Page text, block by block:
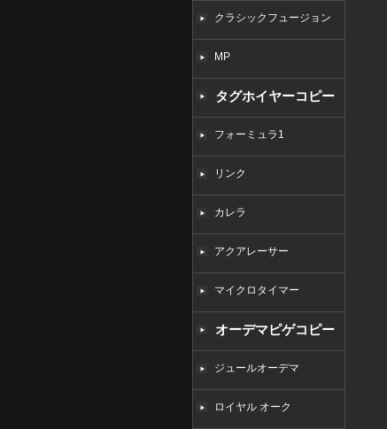
クラシックフュージョン
MP
タグホイヤーコピー
フォーミュラ1
リンク
カレラ
アクアレーサー
マイクロタイマー
オーデマピゲコピー
ジュールオーデマ
ロイヤル オーク